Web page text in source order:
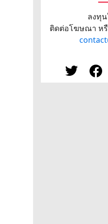
ลงทุ
ติดต่อโฆษณา ห